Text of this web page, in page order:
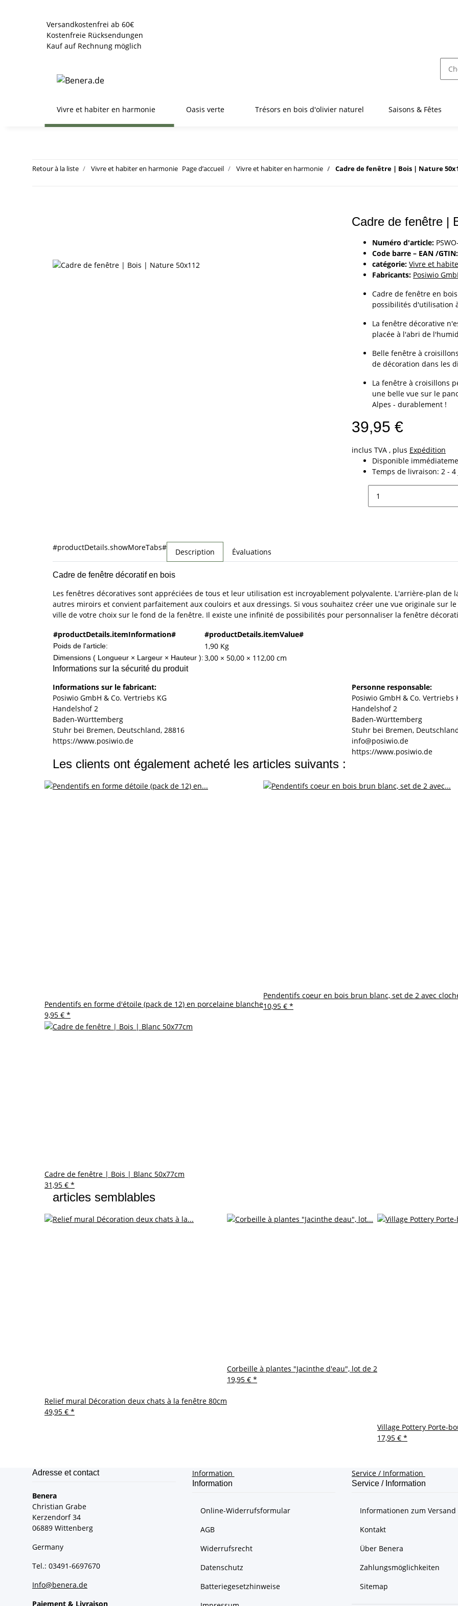
Versandkostenfrei ab 60€
Kostenfreie Rücksendungen
Kauf auf Rechnung möglich
Vivre et habiter en harmonie Oasis verte Trésors en bois d'olivier naturel Saisons & Fêtes
Retour à la liste Vivre et habiter en harmonie Page d’accueil Vivre et habiter en harmonie Cadre de fenêtre | Bois | Nature
Cadre de fenêtre |
Numéro d'article:
Code barre – EAN /GTIN:
catégorie: Vivre et
Fabricants: Posiwio
Cadre de fenêtre en
possibilités d'utilisation
La fenêtre décorative
placée à l'abri de
Belle fenêtre à
de décoration dans les
La fenêtre à croisillons
une belle vue sur le
Alpes - durablement !
39,95 €
inclus TVA , plus Expédition
Disponible
Temps de livraison: 2 -
#productDetails.showMoreTabs# Description Évaluations
Cadre de fenêtre décoratif en bois
Les fenêtres décoratives sont appréciées de tous et leur utilisation est incroyablement polyvalente. L'arrière-plan de
autres miroirs et convient parfaitement aux couloirs et aux dressings. Si vous souhaitez créer une vue originale sur
ville de votre choix sur le fond de la fenêtre. Il existe une infinité de possibilités pour personnaliser la fenêtre
#productDetails.itemInformation#
#productDetails.itemValue#
Poids de l'article: 1,90 Kg
Dimensions ( Longueur × Largeur × Hauteur ):3,00 × 50,00 × 112,00 cm
Informations sur la sécurité du produit
Informations sur le fabricant:
Posiwio GmbH & Co. Vertriebs KG
Handelshof 2
Baden-Württemberg
Stuhr bei Bremen, Deutschland, 28816
https://www.posiwio.de
Personne responsable:
Posiwio GmbH & Co. Vertriebs
Handelshof 2
Baden-Württemberg
Stuhr bei Bremen,
info@posiwio.de
https://www.posiwio.de
Les clients ont également acheté les articles suivants :
Pendentifs en forme d'étoile (pack de 12) en porcelaine blanche
9,95 € *
Pendentifs coeur en bois brun blanc, set de 2 avec
10,95 € *
Cadre de fenêtre | Bois | Blanc 50x77cm
31,95 € *
articles semblables
Relief mural Décoration deux chats à la fenêtre 80cm
49,95 € *
Corbeille à plantes "Jacinthe d'eau", lot de 2
19,95 € *
Village Pottery Porte-
17,95 € *
Adresse et contact
Benera
Christian Grabe
Kerzendorf 34
06889 Wittenberg
Germany
Tel.: 03491-6697670
Info@benera.de
Paiement & Livraison
Information
Information
Online-Widerrufsformular
AGB
Widerrufsrecht
Datenschutz
Batteriegesetzhinweise
Service / Information
Service / Information
Informationen zum Versand
Kontakt
Über Benera
Zahlungsmöglichkeiten
Sitemap